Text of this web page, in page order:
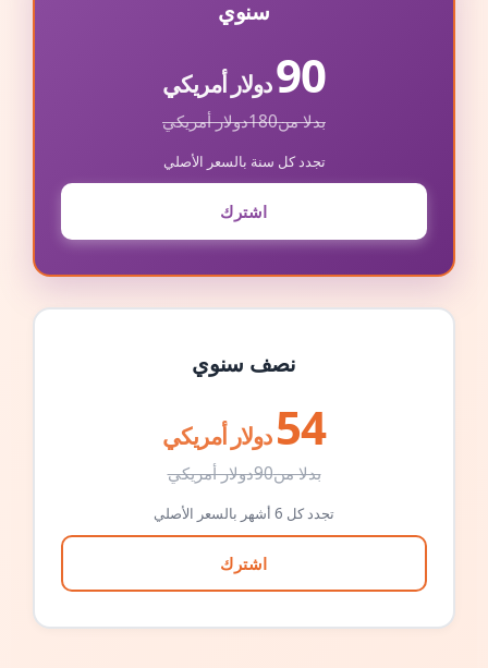
سنوي
90دولار أمريكي
بدلا من180دولار أمريكي
تجدد كل سنة بالسعر الأصلي
اشترك
نصف سنوي
54 دولار أمريكي
بدلا من90دولار أمريكي
تجدد كل 6 أشهر بالسعر الأصلي
اشترك